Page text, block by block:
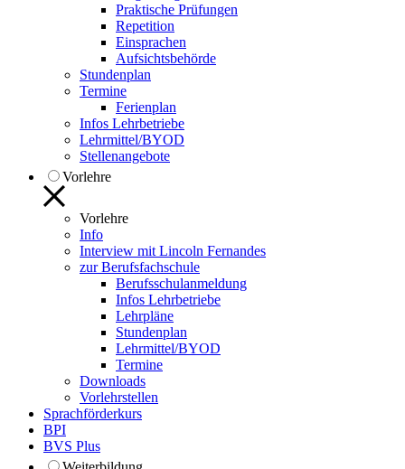
Praktische Prüfungen
Repetition
Einsprachen
Aufsichtsbehörde
Stundenplan
Termine
Ferienplan
Infos Lehrbetriebe
Lehrmittel/BYOD
Stellenangebote
Vorlehre
Vorlehre
Info
Interview mit Lincoln Fernandes
zur Berufsfachschule
Berufsschulanmeldung
Infos Lehrbetriebe
Lehrpläne
Stundenplan
Lehrmittel/BYOD
Termine
Downloads
Vorlehrstellen
Sprachförderkurs
BPI
BVS Plus